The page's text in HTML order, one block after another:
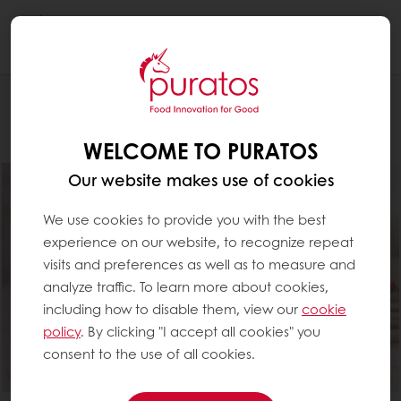
WELCOME TO PURATOS
Our website makes use of cookies
We use cookies to provide you with the best
experience on our website, to recognize repeat
visits and preferences as well as to measure and
analyze traffic. To learn more about cookies,
including how to disable them, view ourcookie
policy. By clicking "I accept all cookies" you
consent to the use of all cookies.